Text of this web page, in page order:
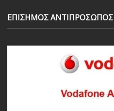
ΕΠΙΣΗΜΟΣ ΑΝΤΙΠΡΟΣΩΠΟΣ